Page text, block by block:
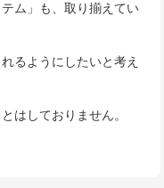
ム」も、取り揃えてい
るようにしたいと考え
はしておりません。